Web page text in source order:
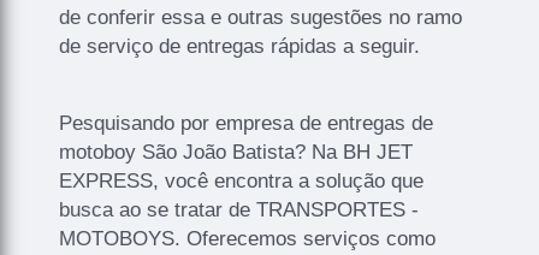
de conferir essa e outras sugestões no ramo
de serviço de entregas rápidas a seguir.
Pesquisando por empresa de entregas de
motoboy São João Batista? Na BH JET
EXPRESS, você encontra a solução que
busca ao se tratar de TRANSPORTES -
MOTOBOYS. Oferecemos serviços como